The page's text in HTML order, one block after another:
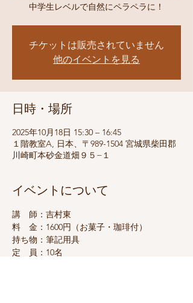
チケットは販売されていません
他のイベントを見る
日時・場所
2025年10月18日 15:30 – 16:45
１階教室A, 日本、〒989-1504 宮城県柴田郡
川崎町本砂金道畑９５−１
イベントについて
講　師：吉村東
料　金：1600円（お菓子・珈琲付）
持ち物：筆記用具
定　員：10名